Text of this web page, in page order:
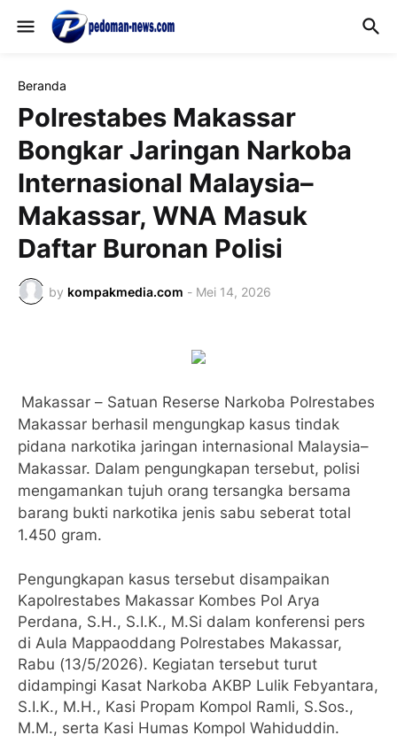
Beranda
Polrestabes Makassar
Bongkar Jaringan Narkoba
Internasional Malaysia–
Makassar, WNA Masuk
Daftar Buronan Polisi
by kompakmedia.com - Mei 14, 2026
Makassar – Satuan Reserse Narkoba Polrestabes
Makassar berhasil mengungkap kasus tindak
pidana narkotika jaringan internasional Malaysia–
Makassar. Dalam pengungkapan tersebut, polisi
mengamankan tujuh orang tersangka bersama
barang bukti narkotika jenis sabu seberat total
1.450 gram.
Pengungkapan kasus tersebut disampaikan
Kapolrestabes Makassar Kombes Pol Arya
Perdana, S.H., S.I.K., M.Si dalam konferensi pers
di Aula Mappaoddang Polrestabes Makassar,
Rabu (13/5/2026). Kegiatan tersebut turut
didampingi Kasat Narkoba AKBP Lulik Febyantara,
S.I.K., M.H., Kasi Propam Kompol Ramli, S.Sos.,
M.M., serta Kasi Humas Kompol Wahiduddin.